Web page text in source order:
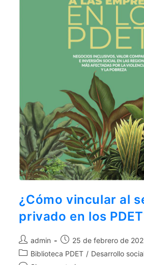
¿Cómo vincular al
privado en los
admin
25 de febrero de
Biblioteca PDET / Desarrollo